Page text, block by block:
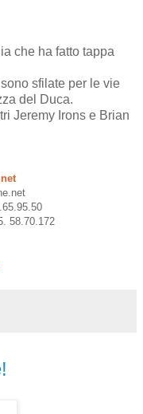
che ha fatto tappa
sfilate per le vie
del Duca.
Jeremy Irons e Brian
58.70.172